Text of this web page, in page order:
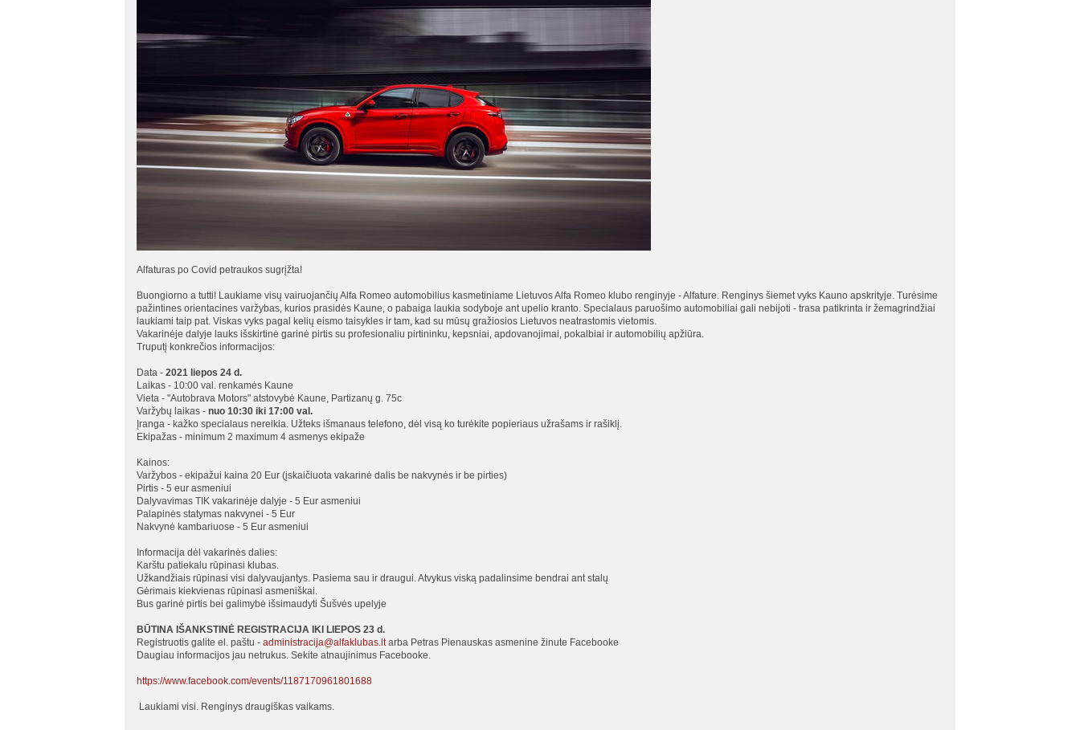
Alfaturas po Covid petraukos sugrįžta!
Buongiorno a tutti! Laukiame visų vairuojančių Alfa Romeo automobilius kasmetiniame Lietuvos Alfa Romeo klubo renginyje - Alfature. Renginys šiemet vyks Kauno apskrityje. Turėsime
pažintines orientacines varžybas, kurios prasidės Kaune, o pabaiga laukia sodyboje ant upelio kranto. Specialaus paruošimo automobiliai gali nebijoti - trasa patikrinta ir žemagrindžiai
laukiami taip pat. Viskas vyks pagal kelių eismo taisykles ir tam, kad su mūsų gražiosios Lietuvos neatrastomis vietomis.
Vakarinėje dalyje lauks išskirtinė garinė pirtis su profesionaliu pirtininku, kepsniai, apdovanojimai, pokalbiai ir automobilių apžiūra.
Truputį konkrečios informacijos:
Data - 2021 liepos 24 d.
Laikas - 10:00 val. renkamės Kaune
Vieta - "Autobrava Motors" atstovybė Kaune, Partizanų g. 75c
Varžybų laikas - nuo 10:30 iki 17:00 val.
Įranga - kažko specialaus nereikia. Užteks išmanaus telefono, dėl visą ko turėkite popieriaus užrašams ir rašiklį.
Ekipažas - minimum 2 maximum 4 asmenys ekipaže
Kainos:
Varžybos - ekipažui kaina 20 Eur (įskaičiuota vakarinė dalis be nakvynės ir be pirties)
Pirtis - 5 eur asmeniui
Dalyvavimas TIK vakarinėje dalyje - 5 Eur asmeniui
Palapinės statymas nakvynei - 5 Eur
Nakvynė kambariuose - 5 Eur asmeniui
Informacija dėl vakarinės dalies:
Karštu patiekalu rūpinasi klubas.
Užkandžiais rūpinasi visi dalyvaujantys. Pasiema sau ir draugui. Atvykus viską padalinsime bendrai ant stalų
Gėrimais kiekvienas rūpinasi asmeniškai.
Bus garinė pirtis bei galimybė išsimaudyti Šušvės upelyje
BŪTINA IŠANKSTINĖ REGISTRACIJA IKI LIEPOS 23 d.
Registruotis galite el. paštu - administracija@alfaklubas.ltarba Petras Pienauskas asmenine žinute Facebooke
Daugiau informacijos jau netrukus. Sekite atnaujinimus Facebooke.
https://www.facebook.com/events/1187170961801688
Laukiami visi. Renginys draugiškas vaikams.